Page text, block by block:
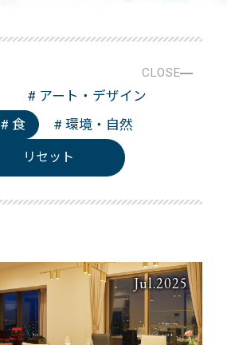
CLOSE
# アート・デザイン
# 食 # 環境・自然
リセット
Jul.2025